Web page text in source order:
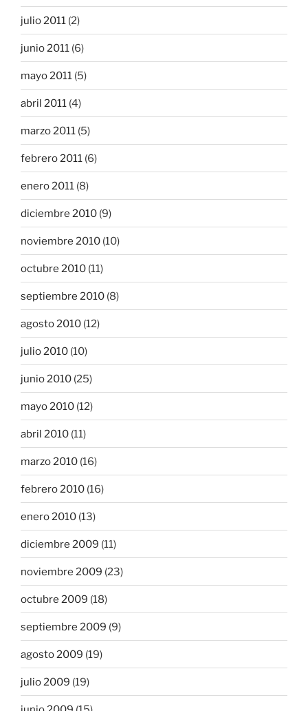
julio 2011 (2)
junio 2011 (6)
mayo 2011 (5)
abril 2011 (4)
marzo 2011 (5)
febrero 2011 (6)
enero 2011 (8)
diciembre 2010 (9)
noviembre 2010 (10)
octubre 2010 (11)
septiembre 2010 (8)
agosto 2010 (12)
julio 2010 (10)
junio 2010 (25)
mayo 2010 (12)
abril 2010 (11)
marzo 2010 (16)
febrero 2010 (16)
enero 2010 (13)
diciembre 2009 (11)
noviembre 2009 (23)
octubre 2009 (18)
septiembre 2009 (9)
agosto 2009 (19)
julio 2009 (19)